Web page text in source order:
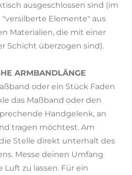
ausgeschlossen sind (im
Elemente" aus
Materialien, die mit einer
Schicht überzogen sind).
ARMBANDLÄNGE
oder ein Stück Faden
das Maßband oder den
Handgelenk, an
tragen möchtest. Am
Stelle direkt unterhalt des
Messe deinen Umfang
zu lassen. Für ein